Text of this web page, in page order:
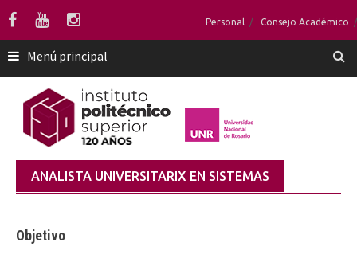
Saltar
contenido
Personal Consejo Académico
Menú principal
ANALISTA UNIVERSITARIX EN SISTEMAS
Objetivo